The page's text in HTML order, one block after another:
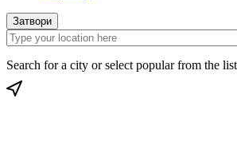
Затвори
Search for a city or select popular from the list